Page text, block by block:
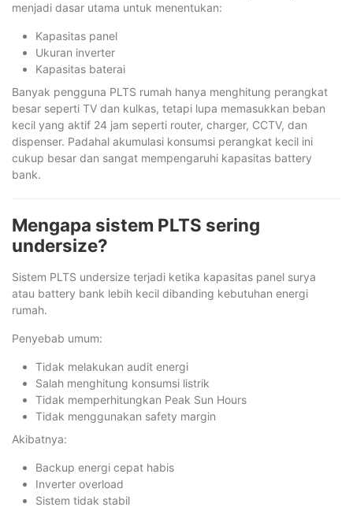
menjadi dasar utama untuk menentukan:
Kapasitas panel
Ukuran inverter
Kapasitas baterai
Banyak pengguna PLTS rumah hanya menghitung perangkat
besar seperti TV dan kulkas, tetapi lupa memasukkan beban
kecil yang aktif 24 jam seperti router, charger, CCTV, dan
dispenser. Padahal akumulasi konsumsi perangkat kecil ini
cukup besar dan sangat mempengaruhi kapasitas battery
bank.
Mengapa sistem PLTS sering
undersize?
Sistem PLTS undersize terjadi ketika kapasitas panel surya
atau battery bank lebih kecil dibanding kebutuhan energi
rumah.
Penyebab umum:
Tidak melakukan audit energi
Salah menghitung konsumsi listrik
Tidak memperhitungkan Peak Sun Hours
Tidak menggunakan safety margin
Akibatnya:
Backup energi cepat habis
Inverter overload
Sistem tidak stabil